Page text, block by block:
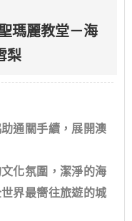
瑪麗教堂－海
梨
通關手續，展開澳
化氛圍，潔淨的海
界最嚮往旅遊的城